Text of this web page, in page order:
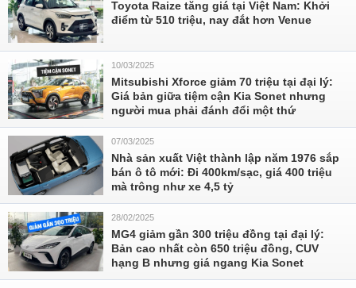
Toyota Raize tăng giá tại Việt Nam: Khởi
điểm từ 510 triệu, nay đắt hơn Venue
10/03/2025
Mitsubishi Xforce giảm 70 triệu tại đại lý:
Giá bản giữa tiệm cận Kia Sonet nhưng
người mua phải đánh đổi một thứ
07/03/2025
Nhà sản xuất Việt thành lập năm 1976 sắp
bán ô tô mới: Đi 400km/sạc, giá 400 triệu
mà trông như xe 4,5 tỷ
28/02/2025
MG4 giảm gần 300 triệu đồng tại đại lý:
Bản cao nhất còn 650 triệu đồng, CUV
hạng B nhưng giá ngang Kia Sonet